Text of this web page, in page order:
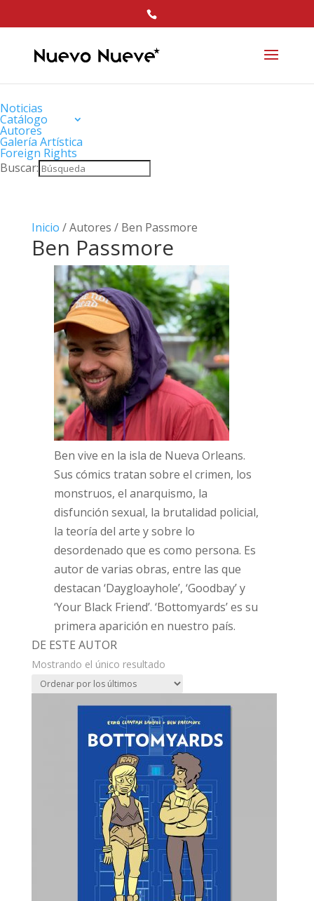
Noticias
Catálogo
Autores
Galería Artística
Foreign Rights
Buscar:
Inicio / Autores / Ben Passmore
Ben Passmore
Ben vive en la isla de Nueva Orleans.
Sus cómics tratan sobre el crimen, los
monstruos, el anarquismo, la
disfunción sexual, la brutalidad policial,
la teoría del arte y sobre lo
desordenado que es como persona. Es
autor de varias obras, entre las que
destacan ‘Daygloayhole’, ‘Goodbay’ y
‘Your Black Friend’. ‘Bottomyards’ es su
primera aparición en nuestro país.
DE ESTE AUTOR
Mostrando el único resultado